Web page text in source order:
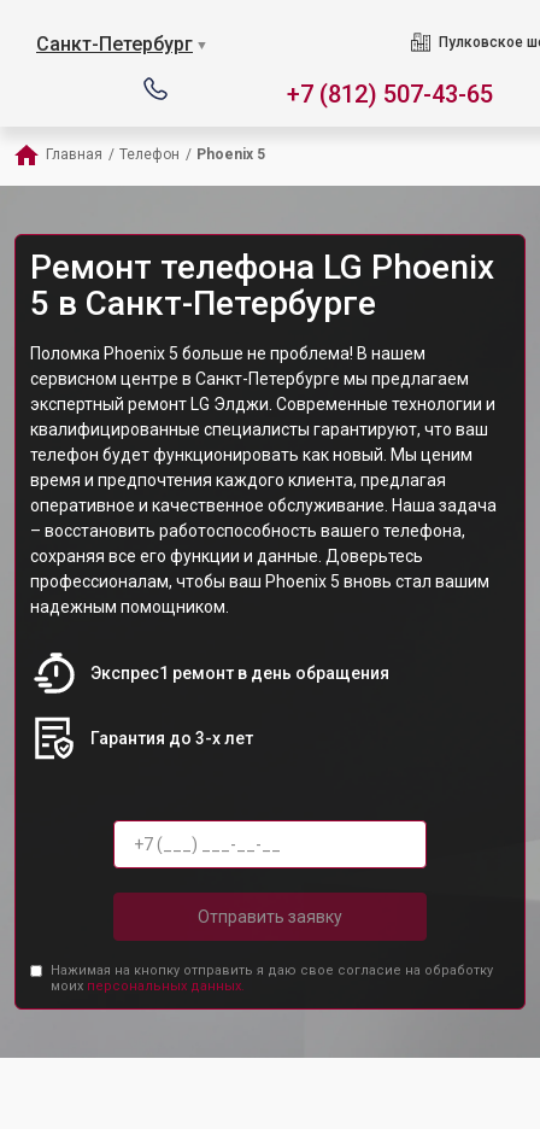
Санкт-Петербург ▼ Пулковское
+7 (812) 507-43-65
Главная / Телефон / Phoenix 5
Ремонт телефона LG Phoenix
5 в Санкт-Петербурге
Поломка Phoenix 5 больше не проблема! В нашем
сервисном центре в Санкт-Петербурге мы предлагаем
экспертный ремонт LG Элджи. Современные технологии и
квалифицированные специалисты гарантируют, что ваш
телефон будет функционировать как новый. Мы ценим
время и предпочтения каждого клиента, предлагая
оперативное и качественное обслуживание. Наша задача
– восстановить работоспособность вашего телефона,
сохраняя все его функции и данные. Доверьтесь
профессионалам, чтобы ваш Phoenix 5 вновь стал вашим
надежным помощником.
Экспрес1 ремонт в день обращения
Гарантия до 3-х лет
Отправить заявку
Нажимая на кнопку отправить я даю свое согласие на обработку
моих персональных данных.